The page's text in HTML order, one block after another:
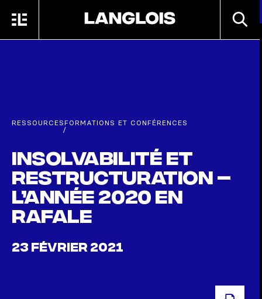
MENU
RESSOURCES
/
FORMATIONS ET CONFÉRENCES
Insolvabilité et
restructuration –
l’année 2020 en
rafale
23 FÉVRIER 2021